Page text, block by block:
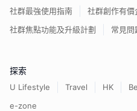
社群最強使用指南
社群創作有價
社群焦點功能及升級計劃
常見問
探索
U Lifestyle Travel HK
e-zone